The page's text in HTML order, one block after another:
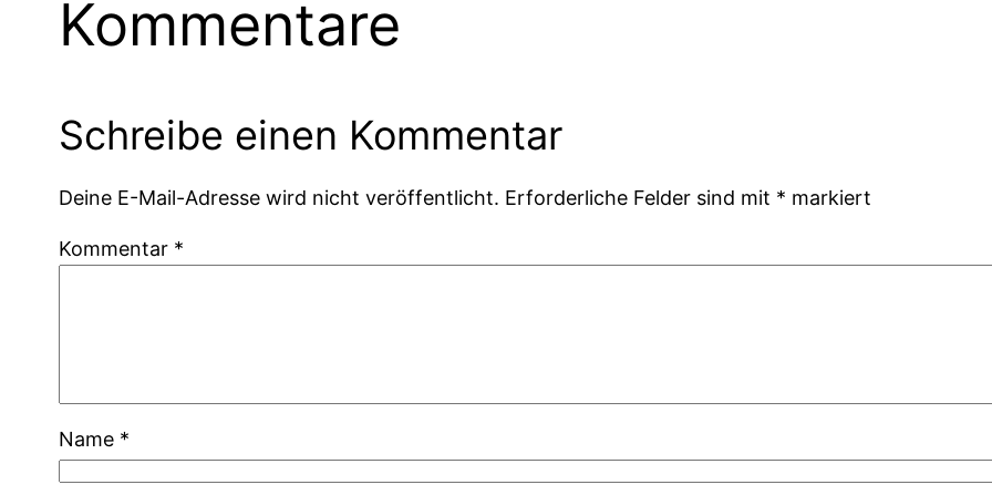
Kommentare
Schreibe einen Kommentar
Deine E-Mail-Adresse wird nicht veröffentlicht. Erforderliche Felder sind mit * markiert
Kommentar *
Name *